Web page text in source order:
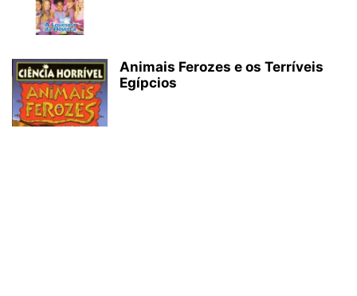
Animais Ferozes e os Terríveis
Egípcios